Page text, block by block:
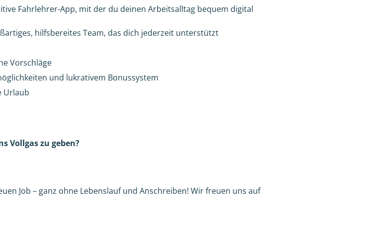
Fahrlehrer-App, mit der du deinen Arbeitsalltag bequem digital
hilfsbereites Team, das dich jederzeit unterstützt
Vorschläge
und lukrativem Bonussystem
Urlaub
Vollgas zu geben?
Job – ganz ohne Lebenslauf und Anschreiben! Wir freuen uns auf